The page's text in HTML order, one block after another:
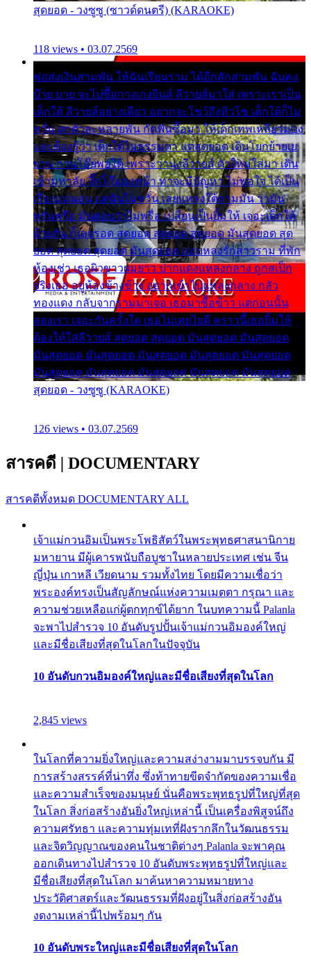
สุดยอด - วงซูซู (ซาวด์ดนตรี) (KARAOKE)
118 views • 03.07.2569
พ่อส่งเงินสามพัน ให้ฉันเรียนราม ได้อีกสักสามพัน ฉันคง
บ๊าย บาย จะไปซื้อกางเกงยีนส์ ลีวายส์มาใส่ เพราะเราเป็น
เด็กใต้ ลีวายส์อย่างเดียว อยากจะโชว์ถึงหิวโซ เด็กใต้ก็ไม่
หวั่น ตกตัวละหลายพัน กัดฟันซื้อมา ให้เด็กเทพเหลียวมอง
และต้องรู้ว่า เด็กใต้ไม่ธรรมดา แต่สุดยอด เดินโยกย้ายเย
ยวน กวนโอ๊ยพอได้ เพราะว่านุ่งลีวายส์ ตัวใหม่ใส่มา เดิน
เข้ามหาลัย จิ๊กโก๊มองหน้า ท่าจะมีปัญหา ไม่พอใจ ได้เป็น
เรื่องแน่นอน แต่ฉันไม่หวั่น เลยแหลงใต้ถามมัน ว่ามัน
พรั่นพรือ มันตอบว่าไม่พรื่อ เปลี่ยนเป็นยิ้มให้ เจอะเด็กใต้
ด้วยกัน ก็เลยรอด สุดยอด สุดยอด สุดยอด มันสุดยอด สุด
ยอด สุดยอด สุดยอด มันสุดยอด แอบหลงรักสาวราม ที่พัก
ห้องเช่า เธอผิวขาวผมยาว ปากแดงแหลงกลาง ถูกสเป็ก
จริงเธอ อยู่ห้องข้างข้าง อยากเข้าไปแหลงกลาง กลัว
ทองแดง กลับจากรามมาเจอ เธอมาซื้อข้าว แต่ก่อนนั้น
สองเรา เจอะกันครั้งใด เธอไม่เคยไยดี คราวนี้เธอยิ้มให้
ต้องให้ใส่ลีวายส์ สุดยอด สุดยอด มันสุดยอด มันสุดยอด
มันสุดยอด มันสุดยอด มันสุดยอด มันสุดยอด มันสุดยอด
มันสุดยอด มันสุดยอด มันสุดยอด มันสุดยอด มันสุดยอด
สุดยอด - วงซูซู (KARAOKE)
126 views • 03.07.2569
สารคดี | DOCUMENTARY
สารคดีทั้งหมด DOCUMENTARY ALL
เจ้าแม่กวนอิมเป็นพระโพธิสัตว์ในพระพุทธศาสนานิกาย
มหายาน มีผู้เคารพนับถือบูชาในหลายประเทศ เช่น จีน
ญี่ปุ่น เกาหลี เวียดนาม รวมทั้งไทย โดยมีความเชื่อว่า
พระองค์ทรงเป็นสัญลักษณ์แห่งความเมตตา กรุณา และ
ความช่วยเหลือแก่ผู้ตกทุกข์ได้ยาก ในบทความนี้ Palanla
จะพาไปสำรวจ 10 อันดับรูปปั้นเจ้าแม่กวนอิมองค์ใหญ่
และมีชื่อเสียงที่สุดในโลกในปัจจุบัน
10 อันดับกวนอิมองค์ใหญ่และมีชื่อเสียงที่สุดในโลก
2,845 views
ในโลกที่ความยิ่งใหญ่และความสง่างามมาบรรจบกัน มี
การสร้างสรรค์ที่น่าทึ่ง ซึ่งท้าทายขีดจำกัดของความเชื่อ
และความสำเร็จของมนุษย์ นั่นคือพระพุทธรูปที่ใหญ่ที่สุด
ในโลก สิ่งก่อสร้างอันยิ่งใหญ่เหล่านี้ เป็นเครื่องพิสูจน์ถึง
ความศรัทธา และความทุ่มเทที่ฝังรากลึกในวัฒนธรรม
และจิตวิญญาณของคนในชาติต่างๆ Palanla จะพาคุณ
ออกเดินทางไปสำรวจ 10 อันดับพระพุทธรูปที่ใหญ่และ
มีชื่อเสียงที่สุดในโลก มาค้นหาความหมายทาง
ประวัติศาสตร์และวัฒนธรรมที่ฝังอยู่ในสิ่งก่อสร้างอัน
งดงามเหล่านี้ไปพร้อมๆ กัน
10 อันดับพระใหญ่และมีชื่อเสียงที่สุดในโลก